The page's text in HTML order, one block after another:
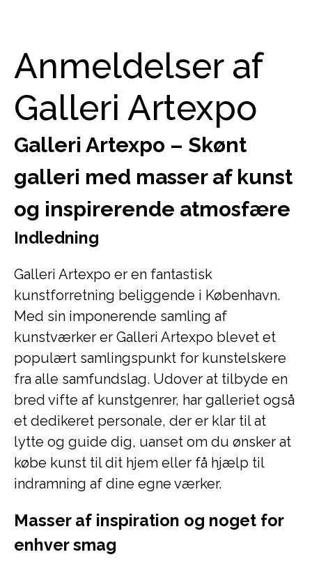
Anmeldelser af
Galleri Artexpo
Galleri Artexpo – Skønt
galleri med masser af kunst
og inspirerende atmosfære
Indledning
Galleri Artexpo er en fantastisk
kunstforretning beliggende i København.
Med sin imponerende samling af
kunstværker er Galleri Artexpo blevet et
populært samlingspunkt for kunstelskere
fra alle samfundslag. Udover at tilbyde en
bred vifte af kunstgenrer, har galleriet også
et dedikeret personale, der er klar til at
lytte og guide dig, uanset om du ønsker at
købe kunst til dit hjem eller få hjælp til
indramning af dine egne værker.
Masser af inspiration og noget for
enhver smag